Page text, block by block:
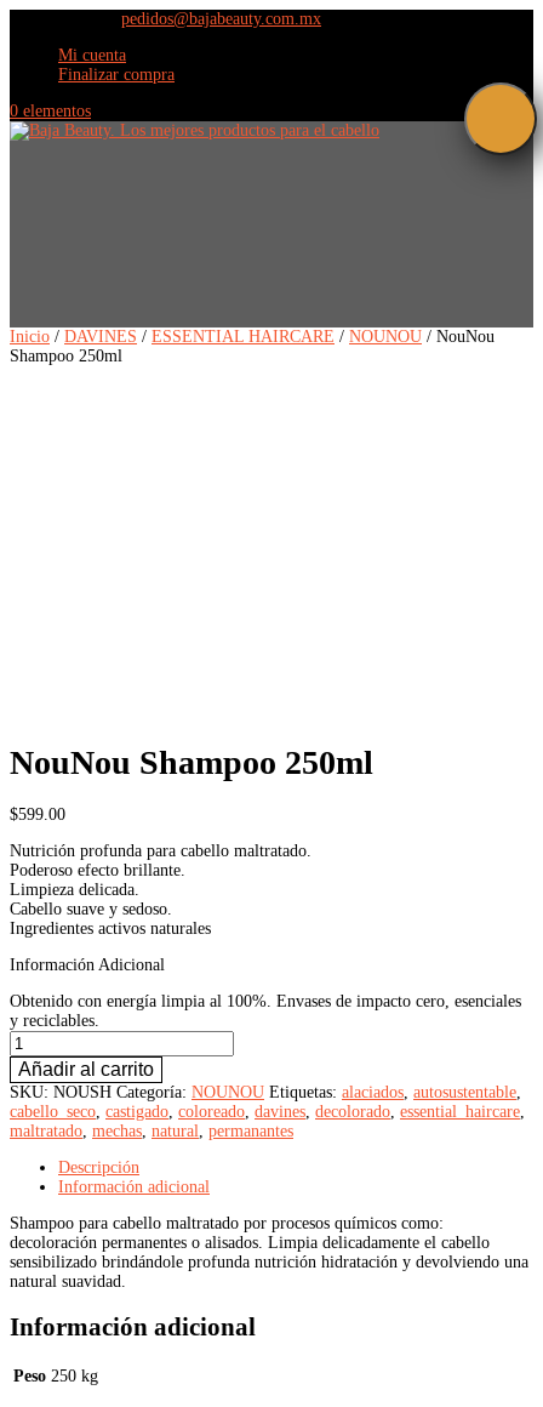
pedidos@bajabeauty.com.mx
Mi cuenta
Finalizar compra
0 elementos
Inicio / DAVINES / ESSENTIAL HAIRCARE / NOUNOU / NouNou
Shampoo 250ml
NouNou Shampoo 250ml
$599.00
Nutrición profunda para cabello maltratado.
Poderoso efecto brillante.
Limpieza delicada.
Cabello suave y sedoso.
Ingredientes activos naturales
Información Adicional
Obtenido con energía limpia al 100%. Envases de impacto cero, esenciales
y reciclables.
NouNou
Shampoo
250ml
cantidad
Añadir al carrito
SKU: NOUSH Categoría: NOUNOU Etiquetas: alaciados autosustentable
cabello_seco castigado coloreado davines decolorado essential_haircare
maltratado mechas natural permanantes
Descripción
Información adicional
Shampoo para cabello maltratado por procesos químicos como:
decoloración permanentes o alisados. Limpia delicadamente el cabello
sensibilizado brindándole profunda nutrición hidratación y devolviendo una
natural suavidad.
Información adicional
Peso 250 kg